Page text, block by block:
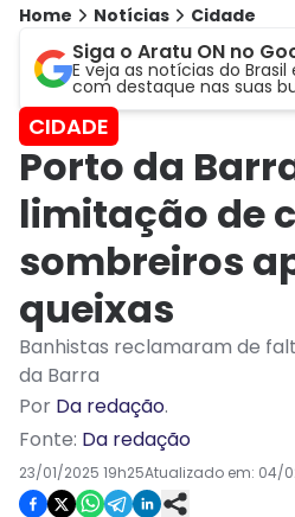
Home Notícias Cidade
Siga o Aratu ON no
E veja as notícias do Brasil
com destaque nas suas
CIDADE
Porto da
limitação de
sombreiros
queixas
Banhistas reclamaram de
da Barra
Por Da redação.
Fonte: Da redação
23/01/2025 19h25Atualizado em: 04/